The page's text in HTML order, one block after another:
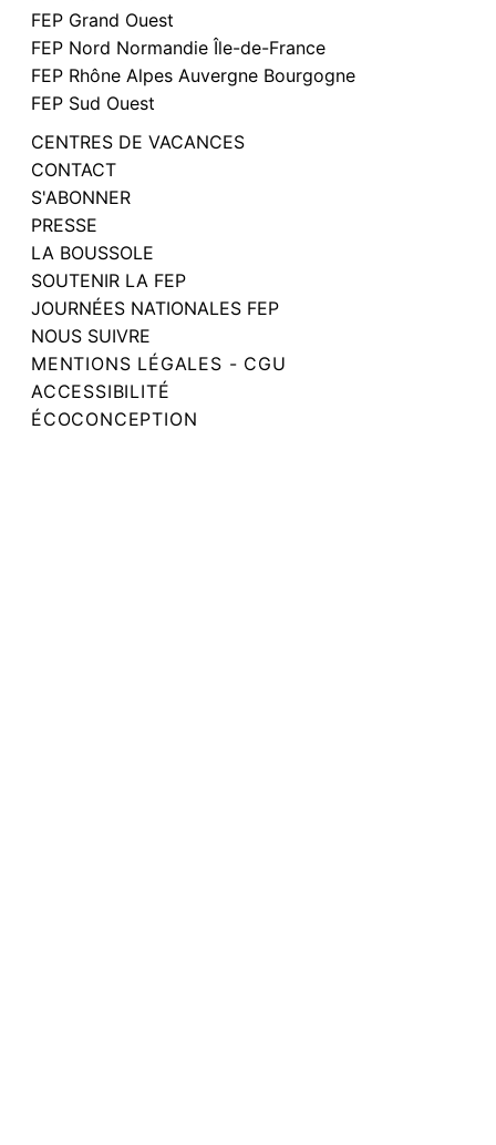
FEP Grand Ouest
FEP Nord Normandie Île-de-France
FEP Rhône Alpes Auvergne Bourgogne
FEP Sud Ouest
CENTRES DE VACANCES
CONTACT
S'ABONNER
PRESSE
LA BOUSSOLE
SOUTENIR LA FEP
JOURNÉES NATIONALES FEP
NOUS SUIVRE
MENTIONS LÉGALES - CGU
ACCESSIBILITÉ
ÉCOCONCEPTION